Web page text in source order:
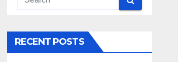
RECENT POSTS